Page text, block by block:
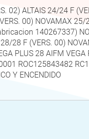
ALTAIS 24/24 F
00) NOVAMAX
140267337)
28 F (VERS. 00)
PLUS 28 AIFM
ROC125843482
Y ENCENDIDO